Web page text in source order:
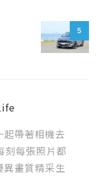
5
帶著相機去
刻每張照片都
畫質精采生